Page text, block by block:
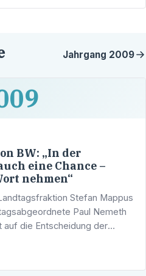
Jahrgang 2009
BW: „In der
eine Chance –
nehmen“
Stefan Mappus
Paul Nemeth
die Entscheidung der